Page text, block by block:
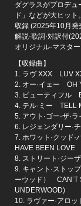
ダグラスがプロデュ
ド」などが大ヒッ
収録 (2025年10月発
解説·歌詞·対訳付
オリジナル·マスター
【収録曲】
1. ラヴ XXX LUV
2. オー·イェー OH
3. ビューティフル
4. テル·ミー TELL
5. アウト·ゴー·ザ·
6. レジェンダリー·
7. ホワット·クッド
HAVE BEEN LOVE
8. ストリート·ジー
9. キャント·ストッ
ーウッド） CAN’T
UNDERWOOD)
10. ラヴァー·アロ